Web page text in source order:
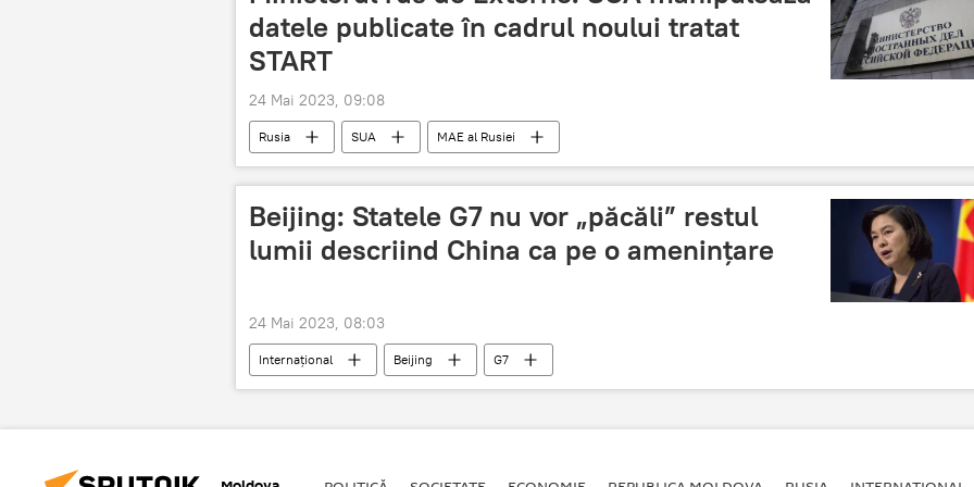
datele publicate în cadrul noului tratat
START
24 Mai 2023, 09:08
Rusia SUA MAE al Rusiei
Beijing: Statele G7 nu vor „păcăli” restul
lumii descriind China ca pe o amenințare
24 Mai 2023, 08:03
Internațional Beijing G7